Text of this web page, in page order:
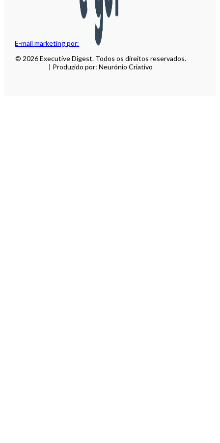
E-mail marketing por:
© 2026 Executive Digest. Todos os direitos reservados.
| Produzido por: Neurónio Criativo